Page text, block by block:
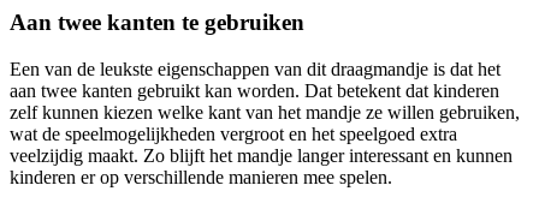
Aan twee kanten te gebruiken
Een van de leukste eigenschappen van dit draagmandje is dat het
aan twee kanten gebruikt kan worden. Dat betekent dat kinderen
zelf kunnen kiezen welke kant van het mandje ze willen gebruiken,
wat de speelmogelijkheden vergroot en het speelgoed extra
veelzijdig maakt. Zo blijft het mandje langer interessant en kunnen
kinderen er op verschillende manieren mee spelen.